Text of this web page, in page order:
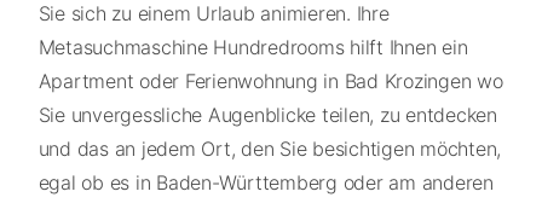
Sie sich zu einem Urlaub animieren. Ihre
Metasuchmaschine Hundredrooms hilft Ihnen ein
Apartment oder Ferienwohnung in Bad Krozingen wo
Sie unvergessliche Augenblicke teilen, zu entdecken
und das an jedem Ort, den Sie besichtigen möchten,
egal ob es in Baden-Württemberg oder am anderen